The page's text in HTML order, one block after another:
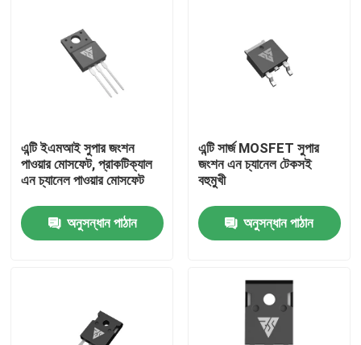
বাড়ি
আমাদের সম্পর্কে
এন্টি ইএমআই সুপার জংশন
পাওয়ার মোসফেট, প্রাকটিক্যাল
এন চ্যানেল পাওয়ার মোসফেট
অনুসন্ধান পাঠান
এন্টি সার্জ MOSFET সুপার
জংশন এন চ্যানেল টেকসই
বহুমুখী
অনুসন্ধান পাঠান